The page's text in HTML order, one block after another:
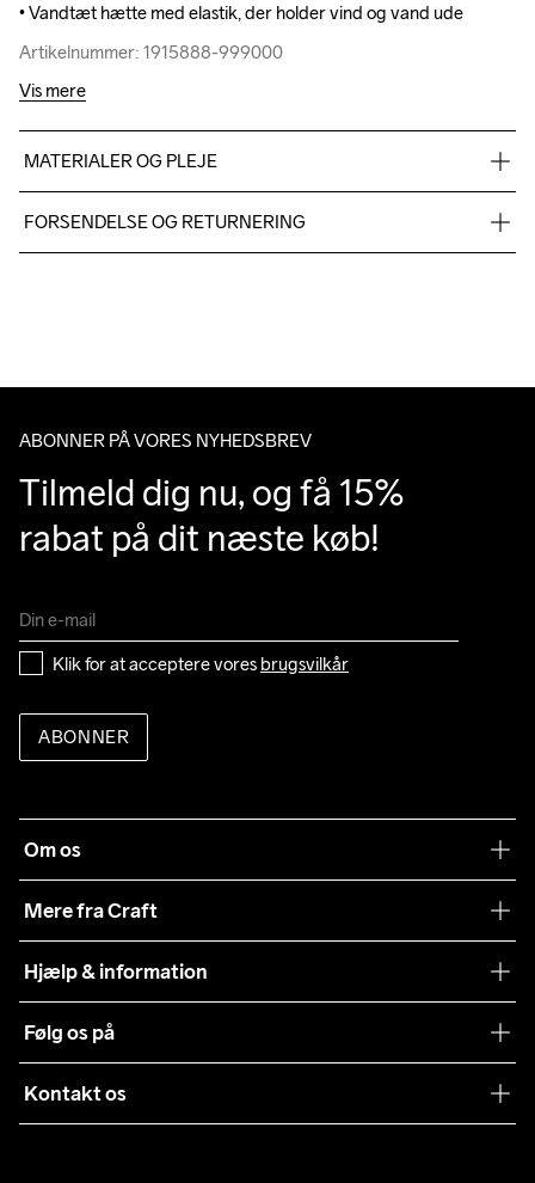
• Vandtæt hætte med elastik, der holder vind og vand ude
Artikelnummer: 1915888-999000
• Vandtæt hætte med elastik, der holder vind og vand ude
Artikelnummer: 1915888-999000
Vis mere
MATERIALER OG PLEJE
100% Polyester Recycled
FORSENDELSE OG RETURNERING
ABONNER PÅ VORES NYHEDSBREV
Tilmeld dig nu, og få 15%
rabat på dit næste køb!
Klik for at acceptere vores brugsvilkår
ABONNER
Om os
Mere fra Craft
Samarbejder
Presse
Sustainability
Hjælp & information
Levering
Kundeservice
Følg os på
Kontakt os